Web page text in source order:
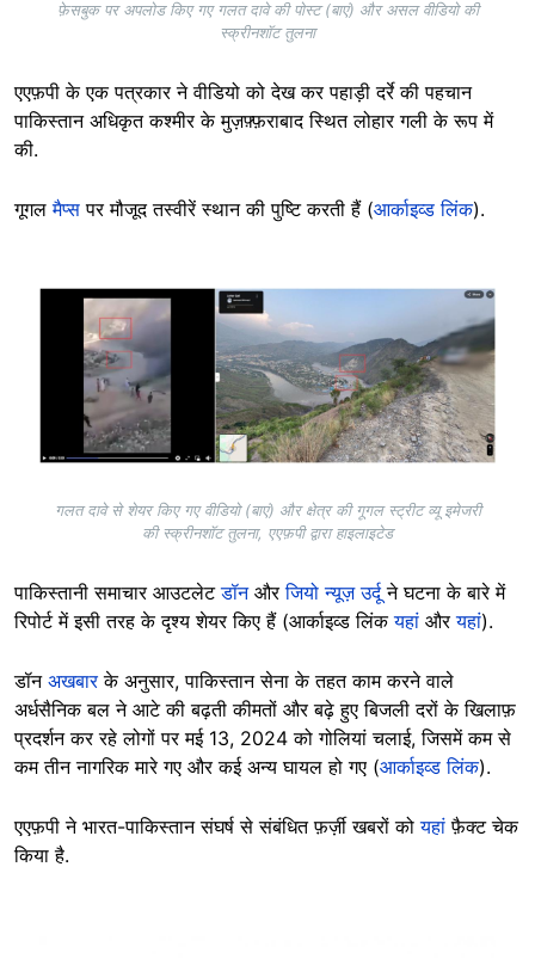
फ़ेसबुक पर अपलोड किए गए गलत दावे की पोस्ट (बाएं) और असल वीडियो की
स्क्रीनशॉट तुलना
एएफ़पी के एक पत्रकार ने वीडियो को देख कर पहाड़ी दर्रे की पहचान
पाकिस्तान अधिकृत कश्मीर के मुज़फ़्फ़राबाद स्थित लोहार गली के रूप में
की.
गूगलमैप्स पर मौजूद तस्वीरें स्थान की पुष्टि करती हैं (आर्काइव्ड लिंक).
गलत दावे से शेयर किए गए वीडियो (बाएं) और क्षेत्र की गूगल स्ट्रीट व्यू इमेजरी
की स्क्रीनशॉट तुलना, एएफ़पी द्वारा हाइलाइटेड
पाकिस्तानी समाचार आउटलेटडॉनऔरजियो न्यूज़ उर्दूने घटना के बारे में
रिपोर्ट में इसी तरह के दृश्य शेयर किए हैं (आर्काइव्ड लिंकयहां औरयहां).
डॉन अखबारके अनुसार, पाकिस्तान सेना के तहत काम करने वाले
अर्धसैनिक बल ने आटे की बढ़ती कीमतों और बढ़े हुए बिजली दरों के खिलाफ़
प्रदर्शन कर रहे लोगों पर मई 13, 2024 को गोलियां चलाई, जिसमें कम से
कम तीन नागरिक मारे गए और कई अन्य घायल हो गए (आर्काइव्ड लिंक).
एएफ़पी ने भारत-पाकिस्तान संघर्ष से संबंधित फ़र्ज़ी खबरों कोयहां फ़ैक्ट चेक
किया है.